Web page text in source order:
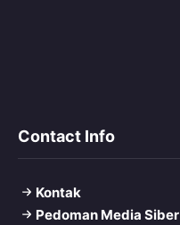
Contact Info
Kontak
Pedoman Media Siber